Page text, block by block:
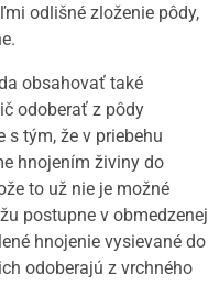
odlišné zloženie pôdy,
obsahovať také
odoberať z pôdy
s tým, že v priebehu
hnojením živiny do
to už nie je možné
postupne v obmedzenej
hnojenie vysievané do
odoberajú z vrchného